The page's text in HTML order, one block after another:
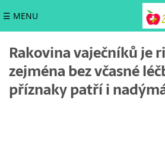
☰ MENU
Rakovina vaječníků je
zejména bez včasné
příznaky patří i